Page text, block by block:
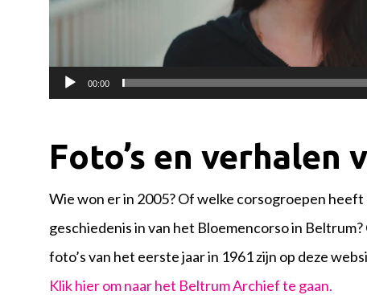
00:00
Foto’s en verhalen
Wie won er in 2005? Of welke corsogroepen
geschiedenis in van het Bloemencorso in Beltrum?
foto’s van het eerste jaar in 1961 zijn op deze
Klik hier om naar het Beltrum Archief te gaan.